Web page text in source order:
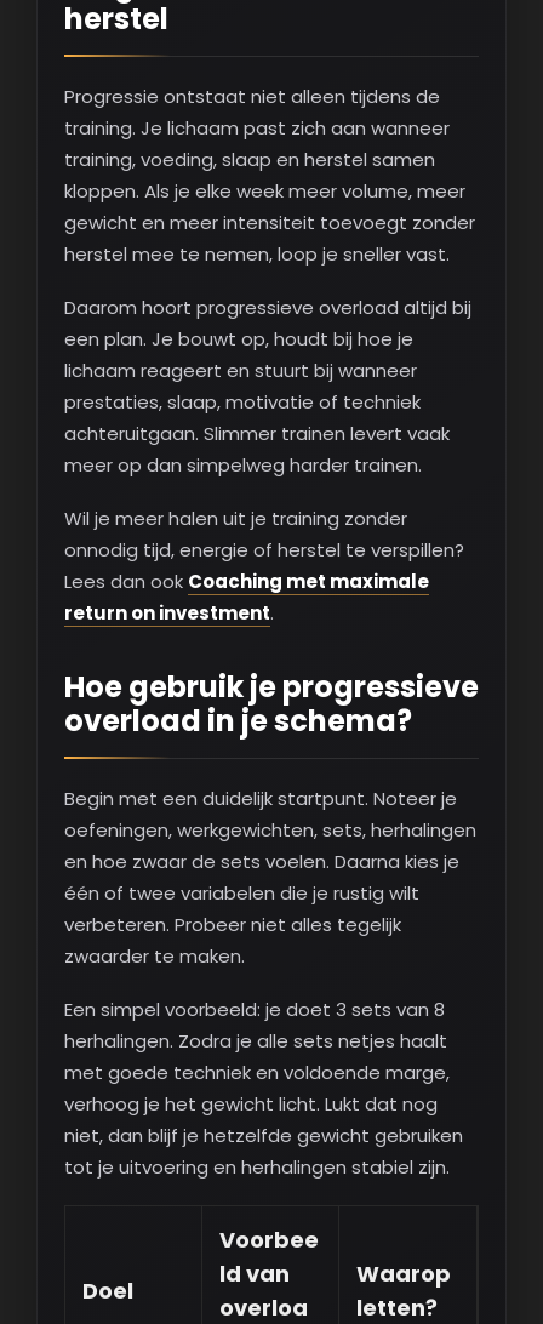
herstel
Progressie ontstaat niet alleen tijdens de
training. Je lichaam past zich aan wanneer
training, voeding, slaap en herstel samen
kloppen. Als je elke week meer volume, meer
gewicht en meer intensiteit toevoegt zonder
herstel mee te nemen, loop je sneller vast.
Daarom hoort progressieve overload altijd bij
een plan. Je bouwt op, houdt bij hoe je
lichaam reageert en stuurt bij wanneer
prestaties, slaap, motivatie of techniek
achteruitgaan. Slimmer trainen levert vaak
meer op dan simpelweg harder trainen.
Wil je meer halen uit je training zonder
onnodig tijd, energie of herstel te verspillen?
Lees dan ook Coaching met maximale
return on investment.
Hoe gebruik je progressieve
overload in je schema?
Begin met een duidelijk startpunt. Noteer je
oefeningen, werkgewichten, sets, herhalingen
en hoe zwaar de sets voelen. Daarna kies je
één of twee variabelen die je rustig wilt
verbeteren. Probeer niet alles tegelijk
zwaarder te maken.
Een simpel voorbeeld: je doet 3 sets van 8
herhalingen. Zodra je alle sets netjes haalt
met goede techniek en voldoende marge,
verhoog je het gewicht licht. Lukt dat nog
niet, dan blijf je hetzelfde gewicht gebruiken
tot je uitvoering en herhalingen stabiel zijn.
Doel
Voorbee
ld van
overloa
Waarop
letten?